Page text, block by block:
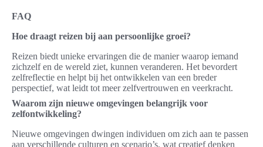
FAQ
Hoe draagt reizen bij aan persoonlijke groei?
Reizen biedt unieke ervaringen die de manier waarop iemand
zichzelf en de wereld ziet, kunnen veranderen. Het bevordert
zelfreflectie en helpt bij het ontwikkelen van een breder
perspectief, wat leidt tot meer zelfvertrouwen en veerkracht.
Waarom zijn nieuwe omgevingen belangrijk voor
zelfontwikkeling?
Nieuwe omgevingen dwingen individuen om zich aan te passen
aan verschillende culturen en scenario’s, wat creatief denken